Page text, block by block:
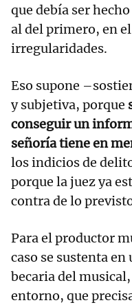
que debía ser
al del primero, en
irregularidades.
Eso supone
y subjetiva, porque
conseguir un
señoría tiene en
los indicios de
porque la juez ya
contra de lo
Para el productor
caso se sustenta
becaria del
entorno, que